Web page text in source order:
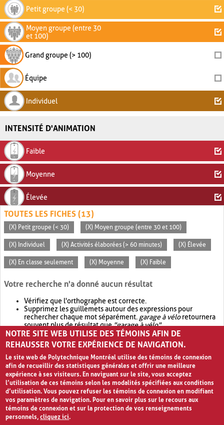
Petit groupe (< 30)
Moyen groupe (entre 30
et 100)
Grand groupe (> 100)
Équipe
Individuel
INTENSITÉ D'ANIMATION
Faible
Moyenne
Élevée
TOUTES LES FICHES (13)
(X) Petit groupe (< 30) (X) Moyen groupe (entre 30 et 100)
(X) Individuel (X) Activités élaborées (> 60 minutes) (X) Élevée
(X) En classe seulement (X) Moyenne (X) Faible
Votre recherche n'a donné aucun résultat
Vérifiez que l'orthographe est correcte.
Supprimez les guillemets autour des expressions pour
rechercher chaque mot séparément. garage à véloretournera
souvent plus de résultat que"garage à vélo".
Envisagez d'élargir votre recherche avec OR.garage OR vélo
retournera souvent plus de résultat quegarage à vélo
NOTRE SITE WEB UTILISE DES TÉMOINS AFIN DE
REHAUSSER VOTRE EXPÉRIENCE DE NAVIGATION.
Le site web de Polytechnique Montréal utilise des témoins de connexion
afin de recueillir des statistiques générales et offrir une meilleure
expérience à ses visiteurs. En naviguant sur le site, vous acceptez
l’utilisation de ces témoins selon les modalités spécifiées aux conditions
d’utilisation. Vous pouvez refuser les témoins de connexion en modifiant
vos paramètres de navigation. Pour en savoir plus sur le recours aux
témoins de connexion et sur la protection de vos renseignements
personnels,cliquez ici.